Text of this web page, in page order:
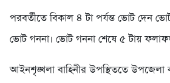
পরবর্তীতে বিকাল ৪ টা পর্যন্ত ভোট দেন
ভোট গননা। ভোট গননা শেষে ৫ টায়
আইনশৃঙ্খলা বাহিনীর উপস্থিততে উপজেলা